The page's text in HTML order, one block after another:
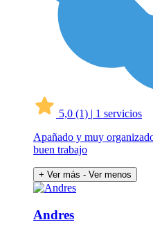
5,0 (1) | 1 servicios
Apañado y muy
buen trabajo
+ Ver más - Ver menos
Andres